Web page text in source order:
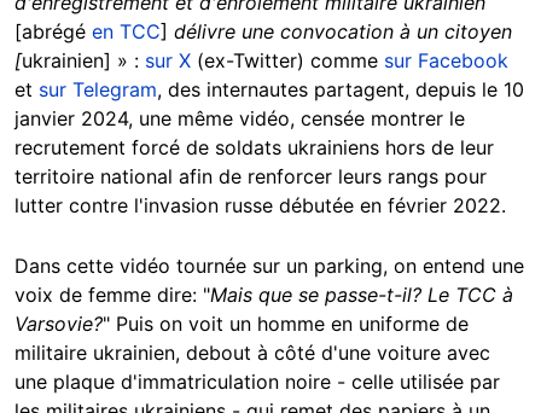
[abrégé en TCC] délivre une convocation à un citoyen
[ukrainien] » : sur X (ex-Twitter) comme sur Facebook
et sur Telegram, des internautes partagent, depuis le 10
janvier 2024, une même vidéo, censée montrer le
recrutement forcé de soldats ukrainiens hors de leur
territoire national afin de renforcer leurs rangs pour
lutter contre l'invasion russe débutée en février 2022.
Dans cette vidéo tournée sur un parking, on entend une
voix de femme dire: "Mais que se passe-t-il? Le TCC à
Varsovie?" Puis on voit un homme en uniforme de
militaire ukrainien, debout à côté d'une voiture avec
une plaque d'immatriculation noire - celle utilisée par